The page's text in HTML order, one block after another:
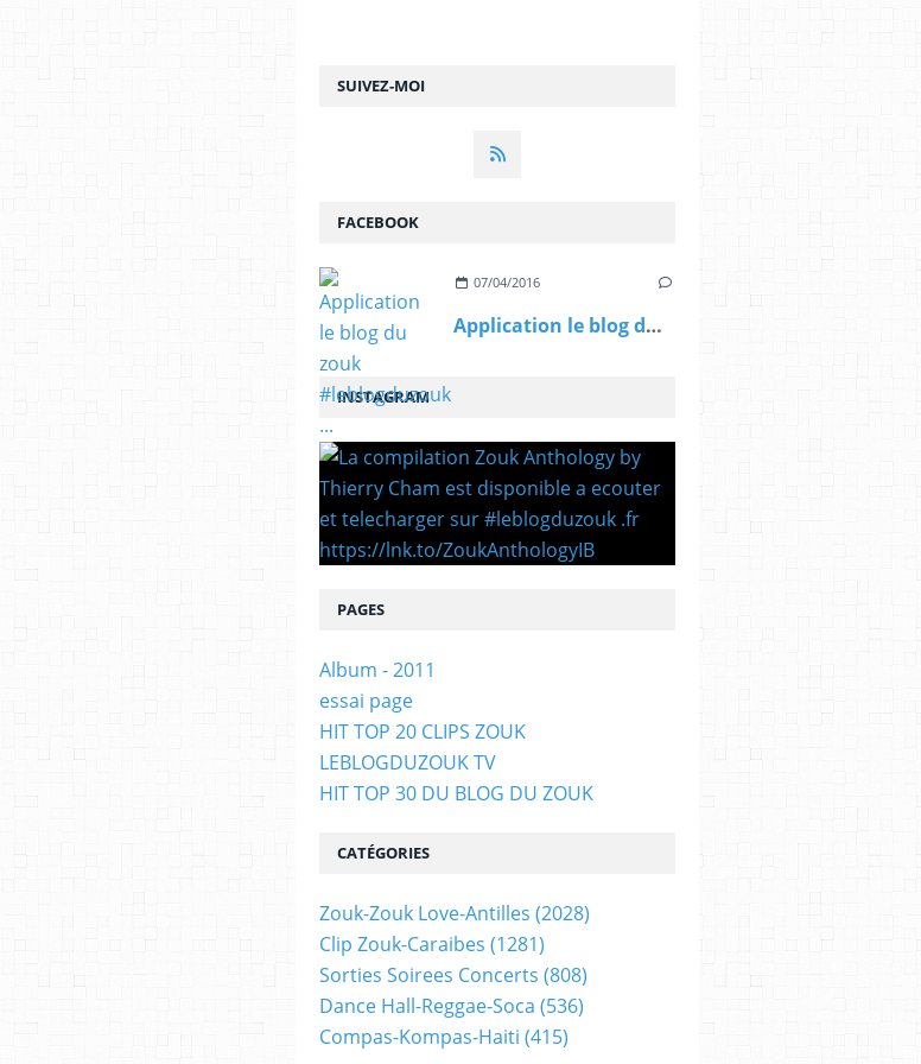
SUIVEZ-MOI
FACEBOOK
07/04/2016
Application le blog du zouk #leblogduzouk ...
INSTAGRAM
PAGES
Album - 2011
essai page
HIT TOP 20 CLIPS ZOUK
LEBLOGDUZOUK TV
HIT TOP 30 DU BLOG DU ZOUK
CATÉGORIES
Zouk-Zouk Love-Antilles (2028)
Clip Zouk-Caraibes (1281)
Sorties Soirees Concerts (808)
Dance Hall-Reggae-Soca (536)
Compas-Kompas-Haiti (415)